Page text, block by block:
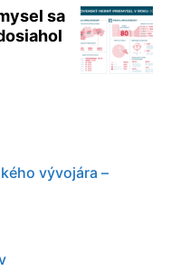
sa
vývojára –